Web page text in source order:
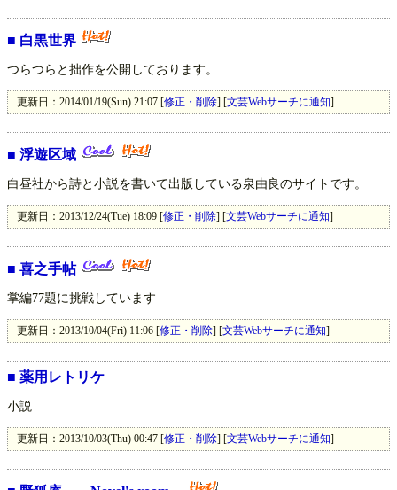
■ 白黒世界
つらつらと拙作を公開しております。
更新日：2014/01/19(Sun) 21:07 [修正・削除] [文芸Webサーチに通知]
■ 浮遊区域
白昼社から詩と小説を書いて出版している泉由良のサイトです。
更新日：2013/12/24(Tue) 18:09 [修正・削除] [文芸Webサーチに通知]
■ 喜之手帖
掌編77題に挑戦しています
更新日：2013/10/04(Fri) 11:06 [修正・削除] [文芸Webサーチに通知]
■ 薬用レトリケ
小説
更新日：2013/10/03(Thu) 00:47 [修正・削除] [文芸Webサーチに通知]